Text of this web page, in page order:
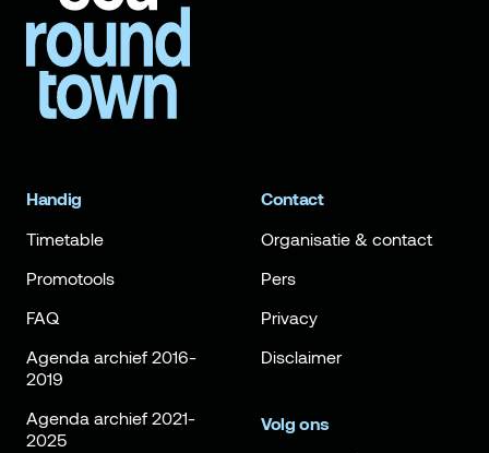
Handig
Timetable
Promotools
FAQ
Agenda archief 2016-
2019
Agenda archief 2021-
2025
Contact
Organisatie & contact
Pers
Privacy
Disclaimer
Volg ons